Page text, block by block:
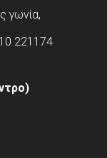
γωνία,
221174